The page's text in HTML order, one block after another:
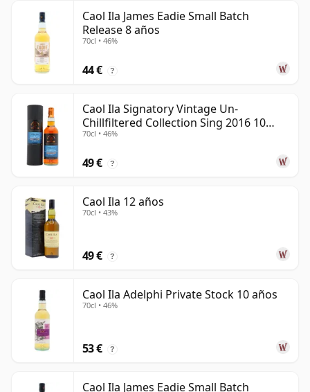
Caol Ila James Eadie Small Batch
Release 8 años
70cl • 46%
44 € ?
Caol Ila Signatory Vintage Un-
Chillfiltered Collection Sing 2016 10
años
70cl • 46%
49 € ?
Caol Ila 12 años
70cl • 43%
49 € ?
Caol Ila Adelphi Private Stock 10 años
70cl • 46%
53 € ?
Caol Ila James Eadie Small Batch